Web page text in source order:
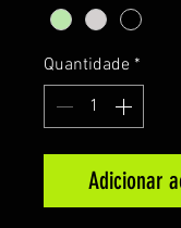
Quantidade *
Adicionar